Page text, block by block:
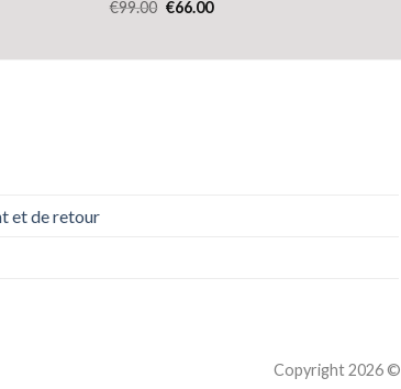
€99.00 €66.00
et de retour
Copyright 2026 ©